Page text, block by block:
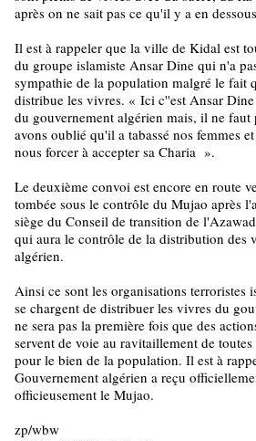
après on ne sait pas ce qu'il y a en dessous
Il est à rappeler que la ville de Kidal est
du groupe islamiste Ansar Dine qui n'a
sympathie de la population malgré le fait
distribue les vivres. « Ici c''est Ansar
du gouvernement algérien mais, il ne faut
avons oublié qu'il a tabassé nos femmes
nous forcer à accepter sa Charia ».
Le deuxième convoi est encore en route
tombée sous le contrôle du Mujao après
siège du Conseil de transition de
qui aura le contrôle de la distribution des
algérien.
Ainsi ce sont les organisations terroristes
se chargent de distribuer les vivres du
ne sera pas la première fois que des
servent de voie au ravitaillement de
pour le bien de la population. Il est à
Gouvernement algérien a reçu
officieusement le Mujao.
zp/wbw